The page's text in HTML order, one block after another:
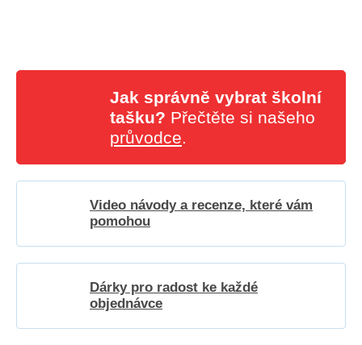
Jak správně vybrat školní
tašku? Přečtěte si našeho
průvodce.
Video návody a recenze, které vám
pomohou
Dárky pro radost ke každé
objednávce